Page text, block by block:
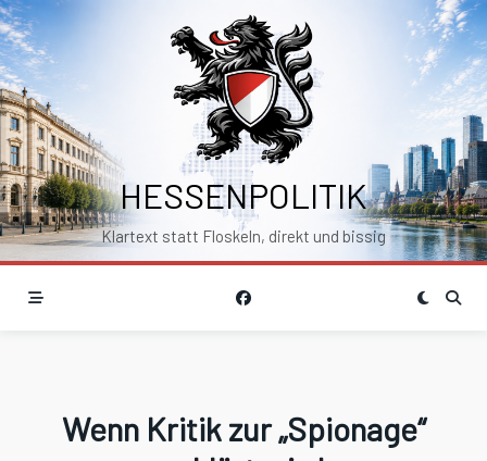
Skip
to
content
HESSENPOLITIK
Klartext statt Floskeln, direkt und bissig
Wenn Kritik zur „Spionage“